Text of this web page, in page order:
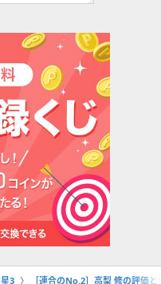
星3 ［連合のNo.2］高梨 修の評価